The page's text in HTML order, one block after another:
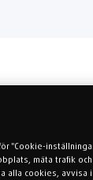
"Cookie-
mäta trafik
alla cookies,